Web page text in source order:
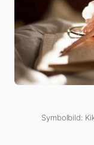
Symbolbild: